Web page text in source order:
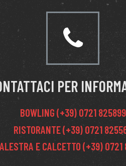
PER
BOWLING (+39) 0721 825899
RISTORANTE (+39) 0721
E CALCETTO (+39)